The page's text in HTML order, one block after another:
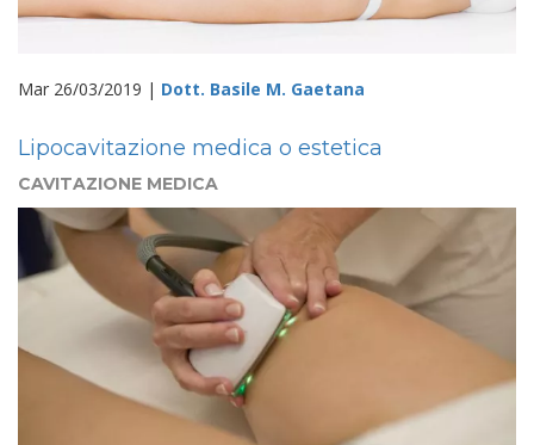
Mar 26/03/2019 | Dott. Basile M. Gaetana
Lipocavitazione medica o estetica
CAVITAZIONE MEDICA